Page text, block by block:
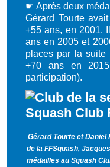
☛ Après deux
Gérard Tourte
+55 ans, en 2001.
ans en 2005 et
places par la suite
+70 ans en
participation).
Gérard Tourte et
de la FFSquash,
médailles au Squash